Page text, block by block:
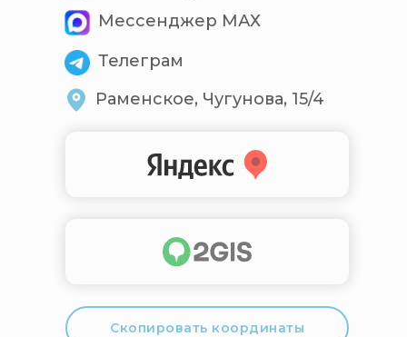
Раменское, Чугунова, 15/4
Мессенджер МАХ
Телеграм
Скопировать координаты